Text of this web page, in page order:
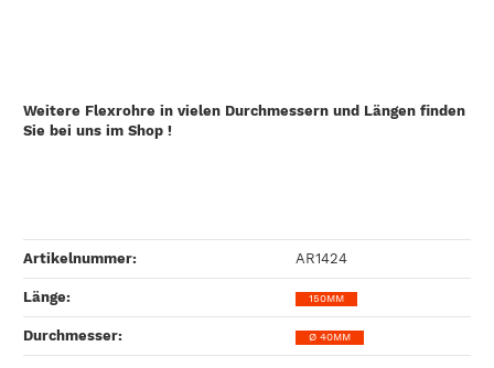
Weitere Flexrohre in vielen Durchmessern und Längen finden
Sie bei uns im Shop !
Artikelnummer: AR1424
Länge‍: 150MM
Durchmesser‍: Ø 40MM